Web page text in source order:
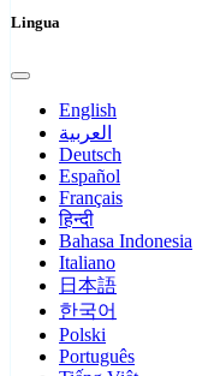
Lingua
English
العربية
Deutsch
Español
Français
हिन्दी
Bahasa Indonesia
Italiano
日本語
한국어
Polski
Português